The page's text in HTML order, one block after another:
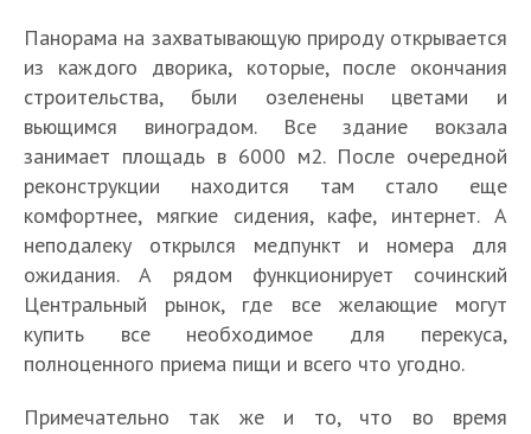
Панорама на захватывающую природу открывается
из каждого дворика, которые, после окончания
строительства, были озеленены цветами и
вьющимся виноградом. Все здание вокзала
занимает площадь в 6000 м2. После очередной
реконструкции находится там стало еще
комфортнее, мягкие сидения, кафе, интернет. А
неподалеку открылся медпункт и номера для
ожидания. А рядом функционирует сочинский
Центральный рынок, где все желающие могут
купить все необходимое для перекуса,
полноценного приема пищи и всего что угодно.
Примечательно так же и то, что во время